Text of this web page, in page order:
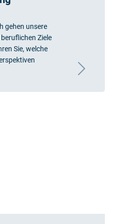
gehen unsere
Ziele
Sie, welche